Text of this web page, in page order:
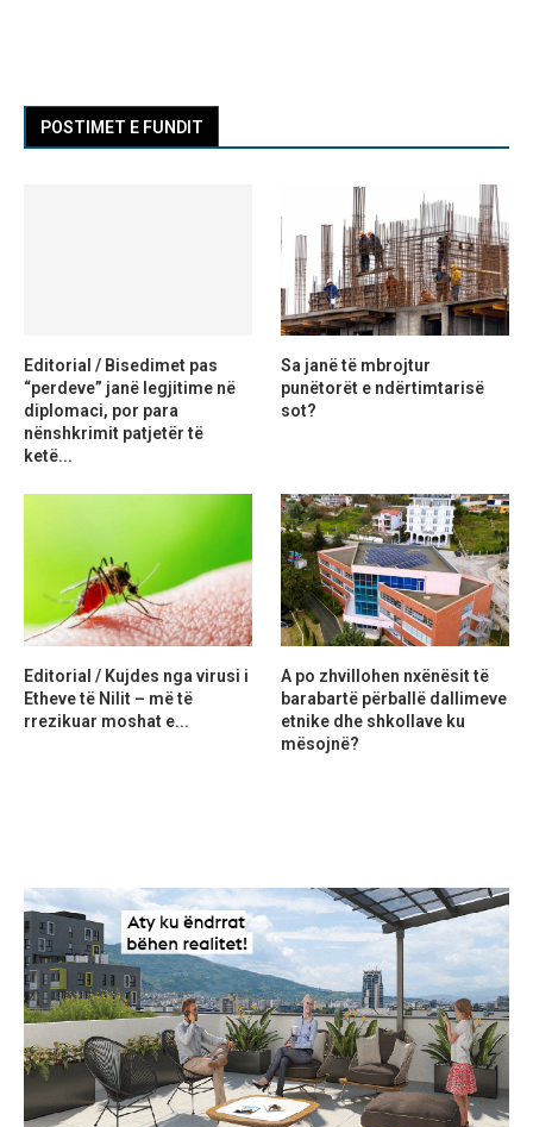
POSTIMET E FUNDIT
Editorial / Bisedimet pas
“perdeve” janë legjitime në
diplomaci, por para
nënshkrimit patjetër të
ketë...
Sa janë të mbrojtur
punëtorët e ndërtimtarisë
sot?
Editorial / Kujdes nga virusi i
Etheve të Nilit – më të
rrezikuar moshat e...
A po zhvillohen nxënësit të
barabartë përballë dallimeve
etnike dhe shkollave ku
mësojnë?